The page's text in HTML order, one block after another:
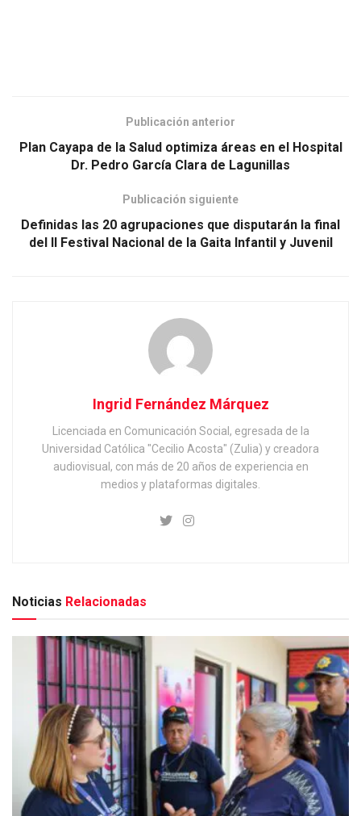
Publicación anterior
Plan Cayapa de la Salud optimiza áreas en el Hospital
Dr. Pedro García Clara de Lagunillas
Publicación siguiente
Definidas las 20 agrupaciones que disputarán la final
del II Festival Nacional de la Gaita Infantil y Juvenil
Ingrid Fernández Márquez
Licenciada en Comunicación Social, egresada de la
Universidad Católica "Cecilio Acosta" (Zulia) y creadora
audiovisual, con más de 20 años de experiencia en
medios y plataformas digitales.
Noticias Relacionadas